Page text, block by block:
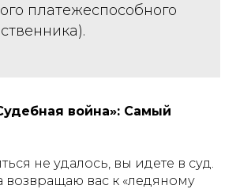
платежеспособного
война»: Самый
не удалось, вы идете в суд.
возвращаю вас к «ледяному